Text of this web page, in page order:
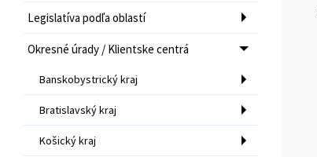
Legislatíva podľa oblastí
Okresné úrady / Klientske centrá
Banskobystrický kraj
Bratislavský kraj
Košický kraj